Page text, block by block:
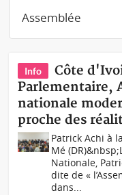
Info
Côte
Parlementaire,
nationale
proche des
Patrick Achi à
Mé
Nationale,
dite de «
dans...